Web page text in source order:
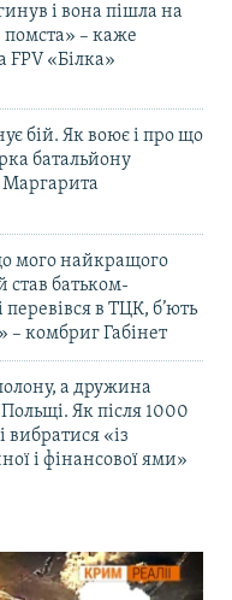
і вона пішла на
– каже
FPV «Білка»
бій. Як воює і про що
батальйону
Маргарита
мого найкращого
став батьком-
в ТЦК, б’ють
– комбриг Габінет
а дружина
Як після 1000
вибратися «із
і фінансової ями»